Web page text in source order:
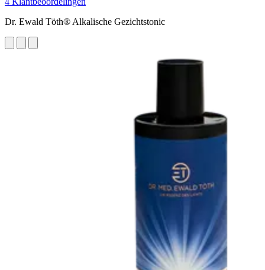
Dr. Ewald Töth® Alkalische Gezichtstonic